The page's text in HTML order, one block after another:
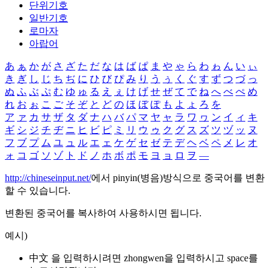
단위기호
일반기호
로마자
아랍어
あ ぁ か が さ ざ た だ な は ば ぱ ま や ゃ ら わ ゎ ん い ぃ
き ぎ し じ ち ぢ に ひ び ぴ み り う ぅ く ぐ す ず つ づ っ
ぬ ふ ぶ ぷ む ゆ ゅ る え ぇ け げ せ ぜ て で ね へ べ ぺ め
れ お ぉ こ ご そ ぞ と ど の ほ ぼ ぽ も よ ょ ろ を
ア ァ カ サ ザ タ ダ ナ ハ バ パ マ ヤ ャ ラ ワ ヮ ン イ ィ キ
ギ シ ジ チ ヂ ニ ヒ ビ ピ ミ リ ウ ゥ ク グ ス ズ ツ ヅ ッ ヌ
フ ブ プ ム ユ ュ ル エ ェ ケ ゲ セ ゼ テ デ ヘ ベ ペ メ レ オ
ォ コ ゴ ソ ゾ ト ド ノ ホ ボ ポ モ ヨ ョ ロ ヲ ―
http://chineseinput.net/에서 pinyin(병음)방식으로 중국어를 변환
할 수 있습니다.
변환된 중국어를 복사하여 사용하시면 됩니다.
예시)
中文 을 입력하시려면 zhongwen을 입력하시고 space를